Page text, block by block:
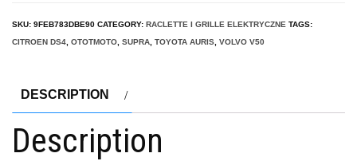
SKU: 9FEB783DBE90 CATEGORY: RACLETTE I GRILLE ELEKTRYCZNE TAGS:
CITROEN DS4 OTOTMOTO SUPRA TOYOTA AURIS VOLVO V50
DESCRIPTION
Description